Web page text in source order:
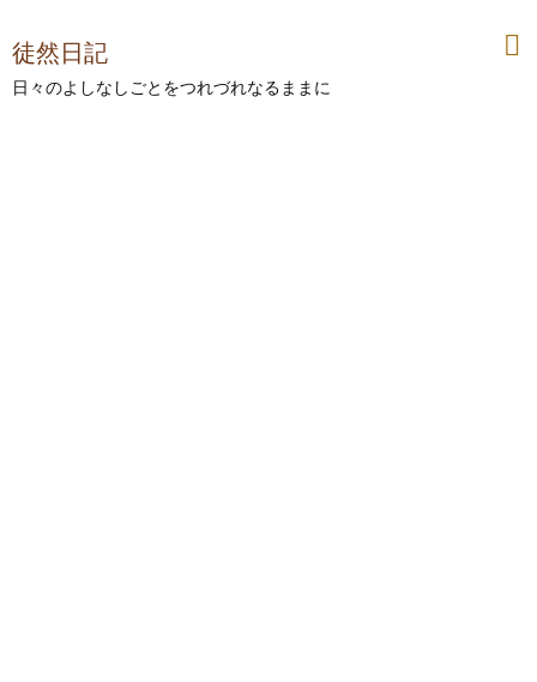
徒然日記
日々のよしなしごとをつれづれなるままに